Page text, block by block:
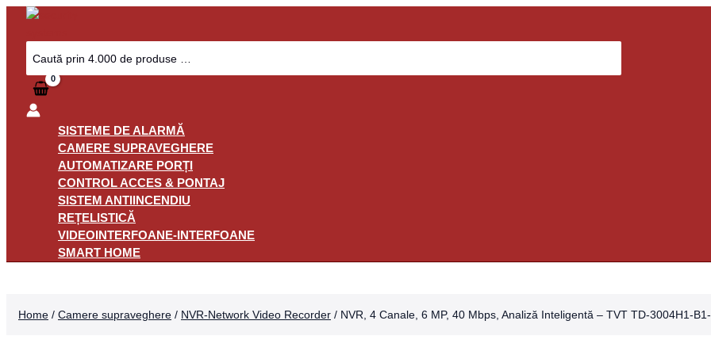
Skip
content
Search
for:
SISTEME DE ALARMĂ
CAMERE SUPRAVEGHERE
AUTOMATIZARE PORȚI
CONTROL ACCES & PONTAJ
SISTEM ANTIINCENDIU
REȚELISTICĂ
VIDEOINTERFOANE-INTERFOANE
SMART HOME
Home / Camere supraveghere / NVR-Network Video Recorder / NVR, 4 Canale, 6 MP, 40 Mbps, Analiză Inteligentă – TVT TD-3004H1-